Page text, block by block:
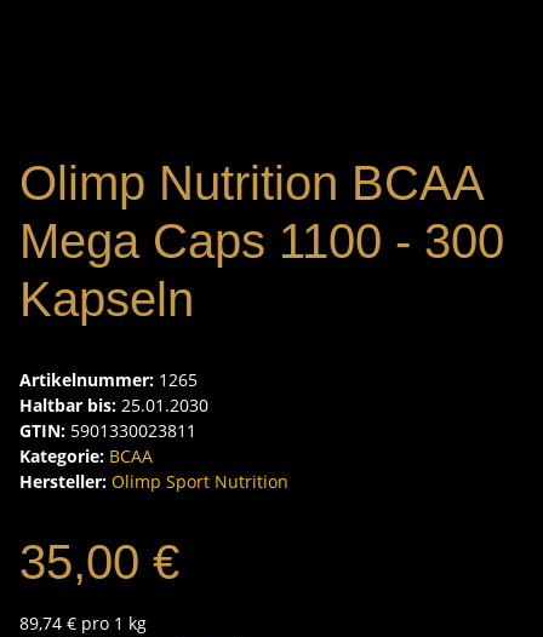
Olimp Nutrition BCAA
Mega Caps 1100 - 300
Kapseln
Artikelnummer: 1265
Haltbar bis: 25.01.2030
GTIN: 5901330023811
Kategorie: BCAA
Hersteller: Olimp Sport Nutrition
35,00 €
89,74 € pro 1 kg